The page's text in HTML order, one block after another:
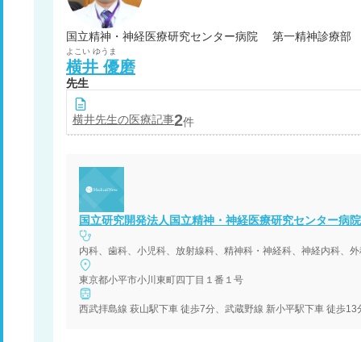
国立精神・神経医療研究センター病院 第一精神診療部
よこい ゆうま
横井 優磨
先生
横井先生の医療記事2件
国立研究開発法人国立精神・神経医療研究センター病院
東京都小平市小川東町四丁目１番１号
西武拝島線 萩山駅下車 徒歩7分、武蔵野線 新小平駅下車 徒歩